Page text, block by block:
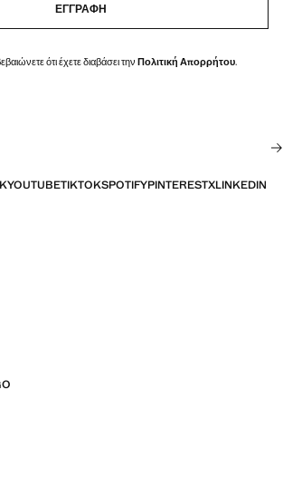
ΕΓΓΡΑΦΉ
ότι έχετε διαβάσει την Πολιτική Απορρήτου.
YOUTUBETIKTOKSPOTIFYPINTERESTXLINKEDIN